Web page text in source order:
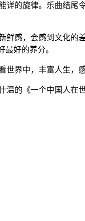
详的旋律。乐曲结
感，会感到文化
最好的养分。
界中，丰富人生，
的《一个中国人在